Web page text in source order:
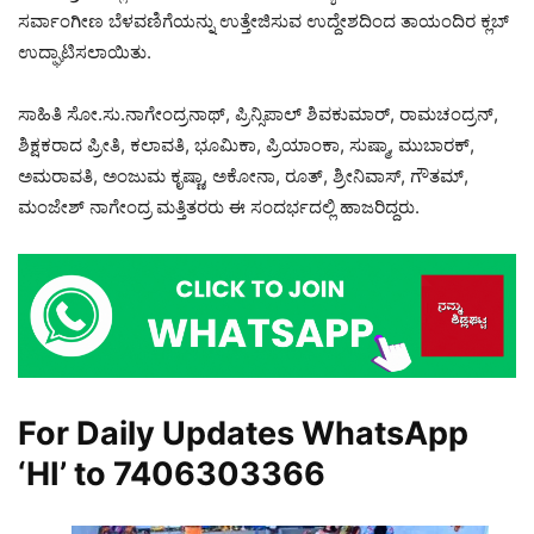
ಸರ್ವಾಂಗೀಣ ಬೆಳವಣಿಗೆಯನ್ನು ಉತ್ತೇಜಿಸುವ ಉದ್ದೇಶದಿಂದ ತಾಯಂದಿರ ಕ್ಲಬ್
ಉದ್ಘಾಟಿಸಲಾಯಿತು.
ಸಾಹಿತಿ ಸೋ.ಸು.ನಾಗೇಂದ್ರನಾಥ್, ಪ್ರಿನ್ಸಿಪಾಲ್ ಶಿವಕುಮಾರ್, ರಾಮಚಂದ್ರನ್,
ಶಿಕ್ಷಕರಾದ ಪ್ರೀತಿ, ಕಲಾವತಿ, ಭೂಮಿಕಾ, ಪ್ರಿಯಾಂಕಾ, ಸುಷ್ಮಾ, ಮುಬಾರಕ್,
ಅಮರಾವತಿ, ಅಂಜುಮ ಕೃಷ್ಣಾ, ಅಕೋನಾ, ರೂತ್, ಶ್ರೀನಿವಾಸ್, ಗೌತಮ್,
ಮಂಜೇಶ್ ನಾಗೇಂದ್ರ ಮತ್ತಿತರರು ಈ ಸಂದರ್ಭದಲ್ಲಿ ಹಾಜರಿದ್ದರು.
For Daily Updates WhatsApp
‘HI’ to 7406303366